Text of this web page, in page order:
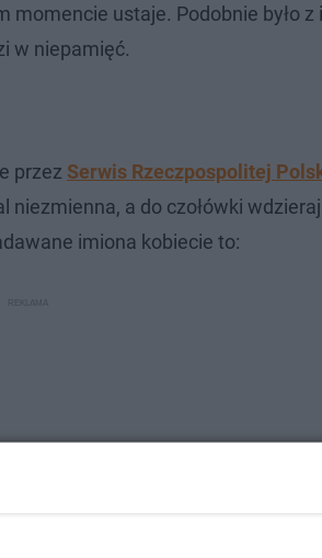
ustaje. Podobnie było
w niepamięć.
przez Serwis Rzeczpospolitej
a do czołówki
imiona kobiecie to: